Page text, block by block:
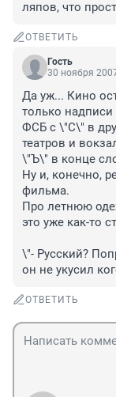
ОТВЕТИТЬ
Гость
30 ноября
Да уж... Кино
только
ФСБ с \"С\" в
театров и
\"Ъ\" в конце
Ну и, конечно,
фильма.
Про летнюю
это уже как-то
\"- Русский?
он не укусил
ОТВЕТИТЬ